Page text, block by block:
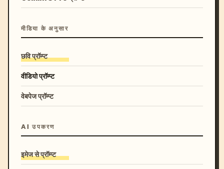
मीडिया के अनुसार
छवि प्रॉम्प्ट
वीडियो प्रॉम्प्ट
वेबपेज प्रॉम्प्ट
AI उपकरण
इमेज से प्रॉम्प्ट